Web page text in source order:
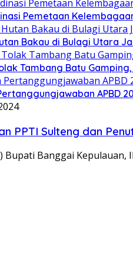
Pemetaan
Bakau di Bulagi Utara
Tambang Batu
APBD
PPTI Sulteng dan
Bupati Banggai